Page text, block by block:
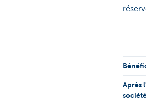
Après